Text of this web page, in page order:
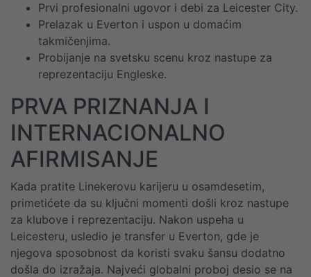
Prvi profesionalni ugovor i debi za Leicester City.
Prelazak u Everton i uspon u domaćim
takmičenjima.
Probijanje na svetsku scenu kroz nastupe za
reprezentaciju Engleske.
PRVA PRIZNANJA I
INTERNACIONALNO
AFIRMISANJE
Kada pratite Linekerovu karijeru u osamdesetim,
primetićete da su ključni momenti došli kroz nastupe
za klubove i reprezentaciju. Nakon uspeha u
Leicesteru, usledio je transfer u Everton, gde je
njegova sposobnost da koristi svaku šansu dodatno
došla do izražaja. Najveći globalni proboj desio se na